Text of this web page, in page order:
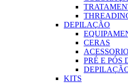
DEPILAÇÃO
CERAS
PRÉ E PÓS
KITS